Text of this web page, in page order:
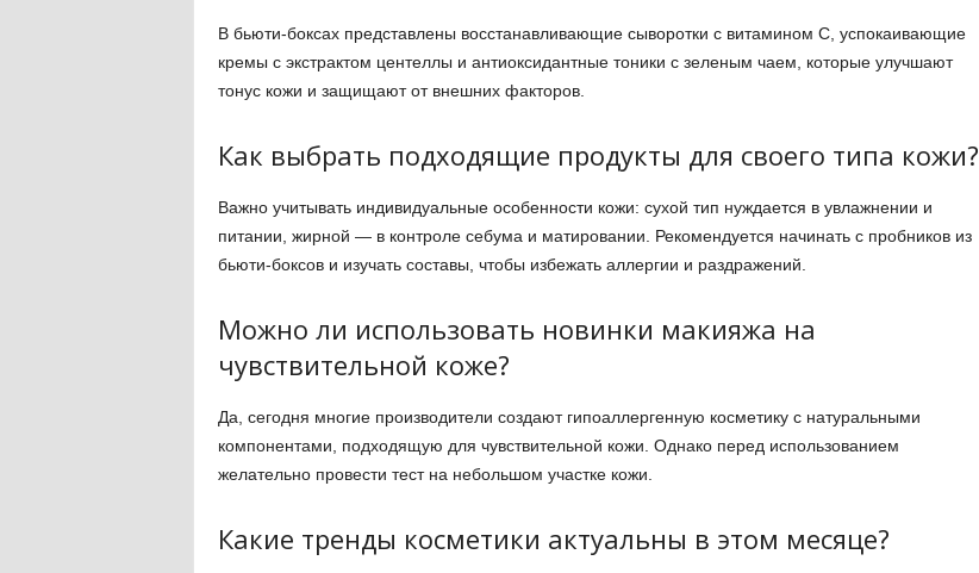
В бьюти-боксах представлены восстанавливающие сыворотки с витамином C, успокаивающие
кремы с экстрактом центеллы и антиоксидантные тоники с зеленым чаем, которые улучшают
тонус кожи и защищают от внешних факторов.
Как выбрать подходящие продукты для своего типа кожи?
Важно учитывать индивидуальные особенности кожи: сухой тип нуждается в увлажнении и
питании, жирной — в контроле себума и матировании. Рекомендуется начинать с пробников из
бьюти-боксов и изучать составы, чтобы избежать аллергии и раздражений.
Можно ли использовать новинки макияжа на
чувствительной коже?
Да, сегодня многие производители создают гипоаллергенную косметику с натуральными
компонентами, подходящую для чувствительной кожи. Однако перед использованием
желательно провести тест на небольшом участке кожи.
Какие тренды косметики актуальны в этом месяце?